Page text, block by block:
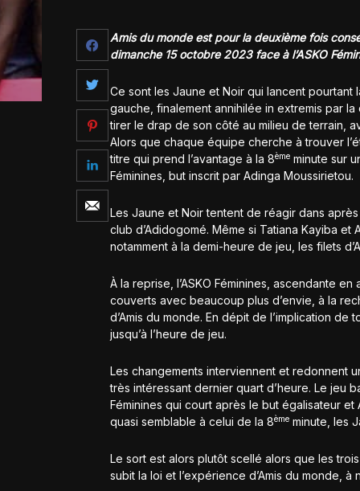
Amis du monde est pour la deuxième fois
dimanche 15 octobre 2023 face à l’ASKO
Ce sont les Jaune et Noir qui lancent pourtant
gauche, finalement annihilée in extremis par
tirer le drap de son côté au milieu de terrain,
Alors que chaque équipe cherche à trouver
titre qui prend l’avantage à la 8ème minute sur
Féminines, but inscrit par Adinga Moussirietou.
Les Jaune et Noir tentent de réagir dans
club d’Adidogomé. Même si Tatiana Kayiba et
notamment à la demi-heure de jeu, les filets
À la reprise, l’ASKO Féminines, ascendante
couverts avec beaucoup plus d’envie, à la
d’Amis du monde. En dépit de l’implication
jusqu’à l’heure de jeu.
Les changements interviennent et redonnent
très intéressant dernier quart d’heure. Le jeu
Féminines qui court après le but égalisateur
quasi semblable à celui de la 8ème minute, les
Le sort est alors plutôt scellé alors que les
subit la loi et l’expérience d’Amis du monde,